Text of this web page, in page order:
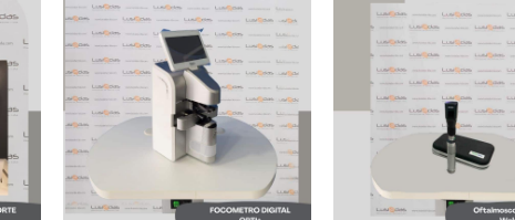
MAQUINARIA
FOCOMETRO DIGITAL
OPTI+ LM 800 NOVO
MAQUINARIA
COMBI
WELCH ALLYN
PUNHO, 2